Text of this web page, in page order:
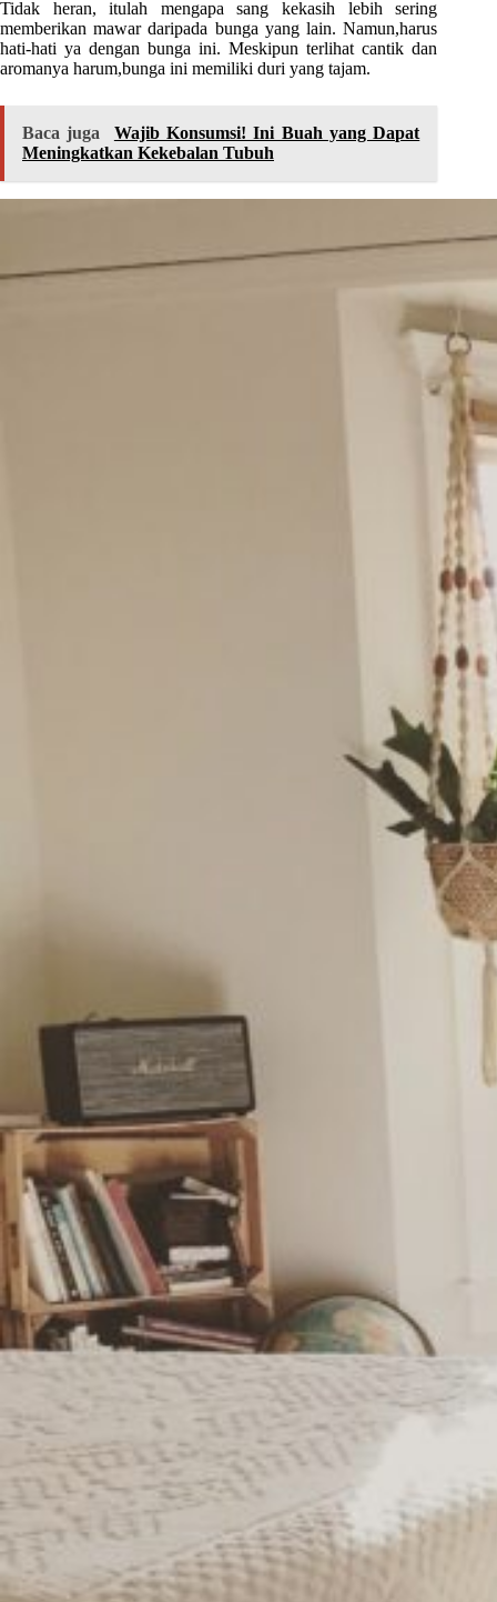
Tidak heran, itulah mengapa sang kekasih lebih sering
memberikan mawar daripada bunga yang lain. Namun,harus
hati-hati ya dengan bunga ini. Meskipun terlihat cantik dan
aromanya harum,bunga ini memiliki duri yang tajam.
Baca juga
Wajib Konsumsi! Ini Buah yang Dapat
Meningkatkan Kekebalan Tubuh